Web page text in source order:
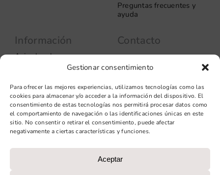
Gestionar consentimiento
Para ofrecer las mejores experiencias, utilizamos tecnologías como las
cookies para almacenar y/o acceder a la información del dispositivo. El
consentimiento de estas tecnologías nos permitirá procesar datos como
el comportamiento de navegación o las identificaciones únicas en este
sitio. No consentir o retirar el consentimiento, puede afectar
negativamente a ciertas características y funciones.
Aceptar
Preguntas frecuentes y
ayuda
Información
Aviso legal
Política de privacidad
cookies
Condiciones de venta
Condiciones generales de
contratación
Diseño web: qualitystudio
Contacto
08037 – Barcelona
+34 93 706 51 69
hello@vinilook.net